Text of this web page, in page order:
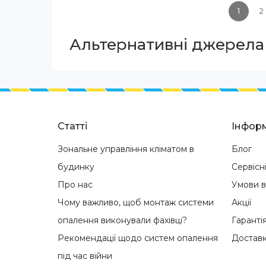
1 2
Альтернативні джерела
Статті
Зональне управління кліматом в
будинку
Про нас
Чому важливо, щоб монтаж системи
опалення виконували фахівці?
Рекомендації щодо систем опалення
під час війни
Блог
Умови
Акції